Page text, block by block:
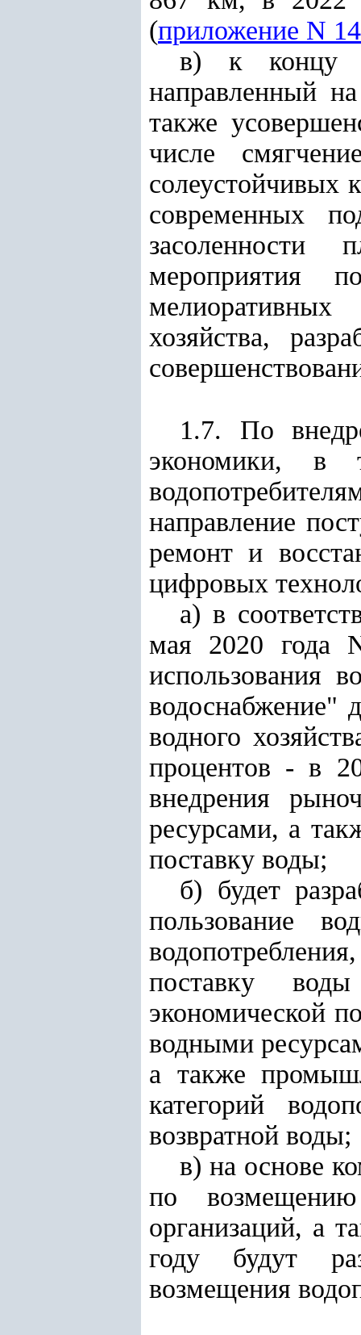
(приложение N 14
в) к концу
направленный
также
числе
солеустойчивых
современных
мероприятия
хозяйства,
1.7. По
экономики, в
направление
ремонт и
цифровых
а) в
мая 2020 года
использования
водоснабжение"
водного
процентов - в
внедрения
ресурсами, а
поставку воды;
б) будет
пользование
поставку
экономической
водными
а также
категорий
возвратной воды;
в) на основе
по возмещению
организаций, а
году будут
возмещения